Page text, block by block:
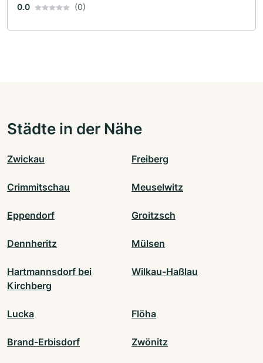
0.0 (0)
Städte in der Nähe
Zwickau Freiberg
Crimmitschau Meuselwitz
Eppendorf Groitzsch
Dennheritz Mülsen
Hartmannsdorf bei
Kirchberg
Wilkau-Haßlau
Lucka Flöha
Brand-Erbisdorf Zwönitz